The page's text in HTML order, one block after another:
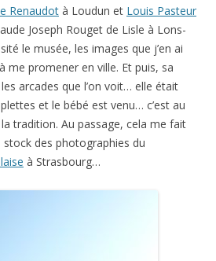
Renaudot à Loudun et Louis Pasteur
Joseph Rouget de Lisle à Lons-
le musée, les images que j’en ai
me promener en ville. Et puis, sa
arcades que l’on voit… elle était
et le bébé est venu… c’est au
tradition. Au passage, cela me fait
stock des photographies du
à Strasbourg…